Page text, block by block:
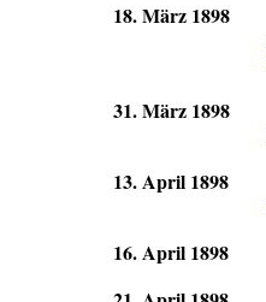
18. März 1898
31. März 1898
13. April 1898
16. April 1898